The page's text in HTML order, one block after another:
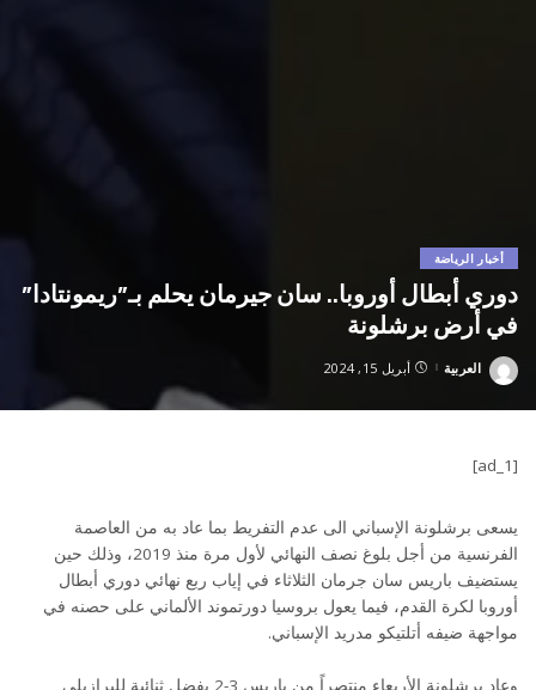
أخبار الرياضة
دوري أبطال أوروبا.. سان جيرمان يحلم بـ”ريمونتادا”
في أرض برشلونة
Posted
العربية أبريل 15, 2024
[ad_1]
يسعى برشلونة الإسباني الى عدم التفريط بما عاد به من العاصمة
الفرنسية من أجل بلوغ نصف النهائي لأول مرة منذ 2019، وذلك حين
يستضيف باريس سان جرمان الثلاثاء في إياب ربع نهائي دوري أبطال
أوروبا لكرة القدم، فيما يعول بروسيا دورتموند الألماني على حصنه في
مواجهة ضيفه أتلتيكو مدريد الإسباني.
وعاد برشلونة الأربعاء منتصراً من باريس 3-2 بفضل ثنائية للبرازيلي